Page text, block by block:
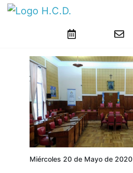
Miércoles 20 de Mayo de 2020